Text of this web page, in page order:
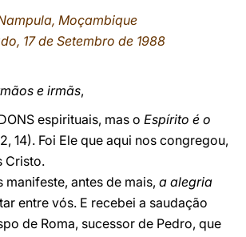
Moçambique
17 de Setembro de 1988
e irmãs,
espirituais, mas o Espírito é o
14). Foi Ele que aqui nos congregou,
Cristo.
manifeste, antes de mais, a alegria
entre vós. E recebei a saudação
de Roma, sucessor de Pedro, que